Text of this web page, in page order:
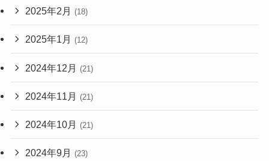
2025年2月 (18)
2025年1月 (12)
2024年12月 (21)
2024年11月 (21)
2024年10月 (21)
2024年9月 (23)